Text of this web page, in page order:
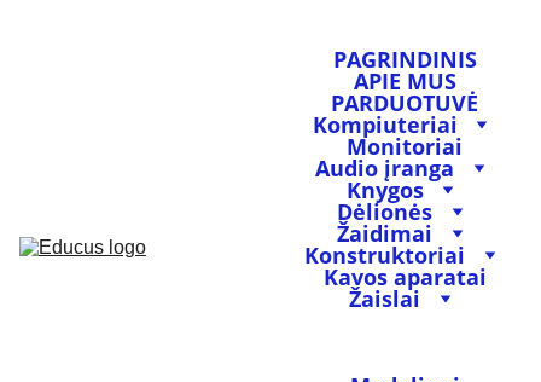
PAGRINDINIS
APIE MUS
PARDUOTUVĖ
Kompiuteriai
Monitoriai
Audio įranga
Knygos
Dėlionės
Žaidimai
Konstruktoriai
Kavos aparatai
Žaislai